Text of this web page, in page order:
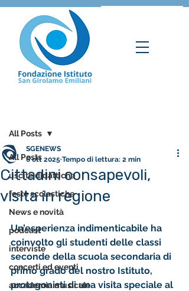
All Posts
uscite didattiche
feste scolastiche
News e novità
podcast
interviste
concerti ed eventi
accademia musicale
All Posts
Cittadini consapevoli,
visita in regione
SGENEWS
6 ott 2025 Tempo di lettura: 2 min
Un’esperienza indimenticabile ha
coinvolto gli studenti delle classi
seconde della scuola secondaria di
primo grado del nostro Istituto,
protagonisti di una visita speciale al